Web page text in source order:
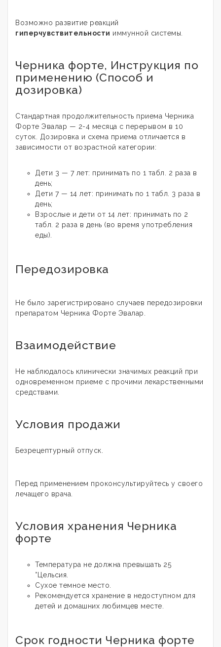
Возможно развитие реакций
гиперчувствительности иммунной системы.
Черника форте, Инструкция по
применению (Способ и
дозировка)
Стандартная продолжительность приема Черника
Форте Эвалар — 2-4 месяца с перерывом в 10
суток. Дозировка и схема приема отличается в
зависимости от возрастной категории:
Дети 3 — 7 лет: принимать по 1 табл. 2 раза в
день;
Дети 7 — 14 лет: принимать по 1 табл. 3 раза в
день;
Взрослые и дети от 14 лет: принимать по 2
табл. 2 раза в день (во время употребления
еды).
Передозировка
Не было зарегистрировано случаев передозировки
препаратом Черника Форте Эвалар.
Взаимодействие
Не наблюдалось клинически значимых реакций при
одновременном приеме с прочими лекарственными
средствами.
Условия продажи
Безрецептурный отпуск.
Перед применением проконсультируйтесь у своего
лечащего врача.
Условия хранения Черника
форте
Температура не должна превышать 25
°Цельсия.
Сухое темное место.
Рекомендуется хранение в недоступном для
детей и домашних любимцев месте.
Срок годности Черника форте